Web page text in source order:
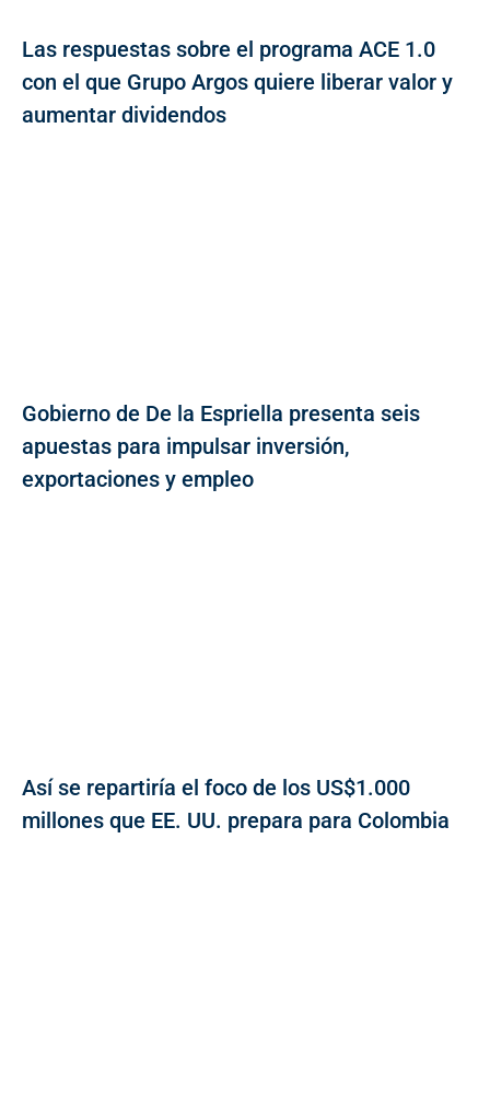
Las respuestas sobre el programa ACE 1.0
con el que Grupo Argos quiere liberar valor y
aumentar dividendos
Gobierno de De la Espriella presenta seis
apuestas para impulsar inversión,
exportaciones y empleo
Así se repartiría el foco de los US$1.000
millones que EE. UU. prepara para Colombia